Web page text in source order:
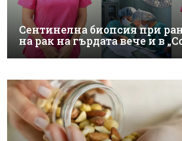
Сентинелна биопсия при
на рак на гърдата вече и в